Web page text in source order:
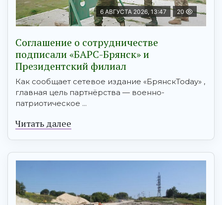
6 АВГУСТА 2026, 13:47 20
Соглашение о сотрудничестве
подписали «БАРС-Брянск» и
Президентский филиал
Как сообщает сетевое издание «БрянскToday» ,
главная цель партнёрства — военно-
патриотическое ...
Читать далее